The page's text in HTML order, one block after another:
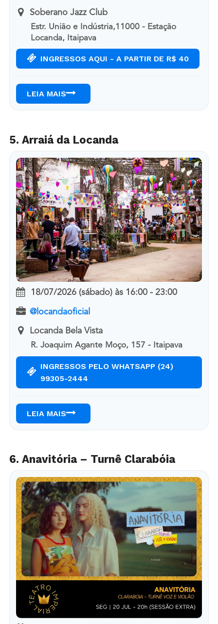
Soberano Jazz Club
Estr. União e Indústria,11000 - Estação
Locanda, Itaipava
INGRESSOS AQUI - A PARTIR DE R$ 40
LEIA MAIS
5. Arraiá da Locanda
18/07/2026 (sábado) às 16:00 - 23:00
@locandaoficial
Locanda Bela Vista
R. Joaquim Agante Moço, 157 - Itaipava
INGRESSOS PELO WHATSAPP (24)
99305-2444
LEIA MAIS
6. Anavitória – Turnê Clarabóia